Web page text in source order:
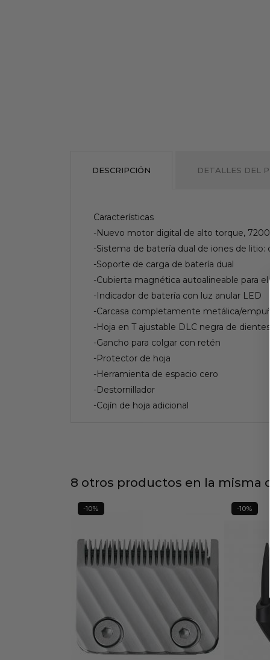
DESCRIPCIÓN DETALLES DEL
Características
-Nuevo motor digital de alto torque,
-Sistema de batería dual de iones de
-Soporte de carga de batería dual
-Cubierta magnética autoalineable para
-Indicador de batería con luz anular LED
-Carcasa completamente metálica/
-Hoja en T ajustable DLC negra de
-Gancho para colgar con retén
-Protector de hoja
-Herramienta de espacio cero
-Destornillador
-Cojín de hoja adicional
8 otros productos en la misma
-10% -10%